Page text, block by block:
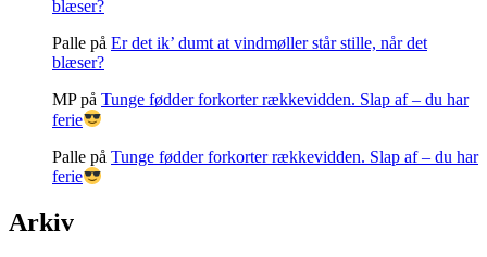
blæser?
Palle på Er det ik’ dumt at vindmøller står stille, når det
blæser?
MPpå Tunge fødder forkorter rækkevidden. Slap af – du har
ferie
Palle på Tunge fødder forkorter rækkevidden. Slap af – du har
ferie
Arkiv